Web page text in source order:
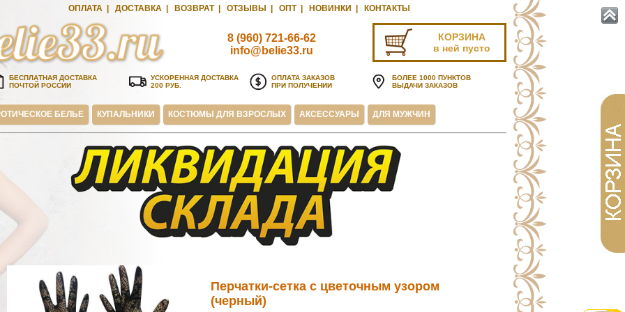
ОПЛАТА| ДОСТАВКА| ВОЗВРАТ| ОТЗЫВЫ ОПТ| НОВИНКИ КОНТАКТЫ
8 (960) 721-66-62
info@belie33.ru
КОРЗИНА
в ней пусто
БЕСПЛАТНАЯ ДОСТАВКА
ПОЧТОЙ РОССИИ
УСКОРЕННАЯ ДОСТАВКА
200 РУБ.
ОПЛАТА ЗАКАЗОВ
ПРИ ПОЛУЧЕНИИ
БОЛЕЕ 1000 ПУНКТОВ
ВЫДАЧИ ЗАКАЗОВ
БЕЛЬЕ КУПАЛЬНИКИ КОСТЮМЫ ДЛЯ ВЗРОСЛЫХ АКСЕССУАРЫ ДЛЯ МУЖЧИН
Перчатки-сетка с цветочным узором
(черный)